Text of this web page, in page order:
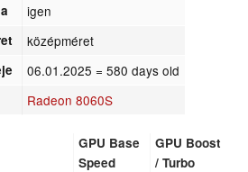
igen
középméret
06.01.2025 = 580 days old
Radeon 8060S
GPU Base
Speed
GPU Boost
/ Turbo